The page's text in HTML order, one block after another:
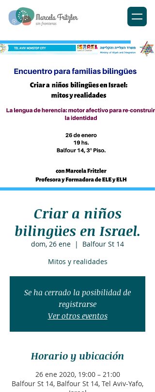
Criar a niños
bilingües en Israel.
dom, 26 ene
  |
Balfour St 14
Mitos y realidades
Se ha cerrado la posibilidad de
registrarse
Ver otros eventos
Horario y ubicación
26 ene 2020, 19:00 – 21:00
Balfour St 14, Balfour St 14, Tel Aviv-Yafo,